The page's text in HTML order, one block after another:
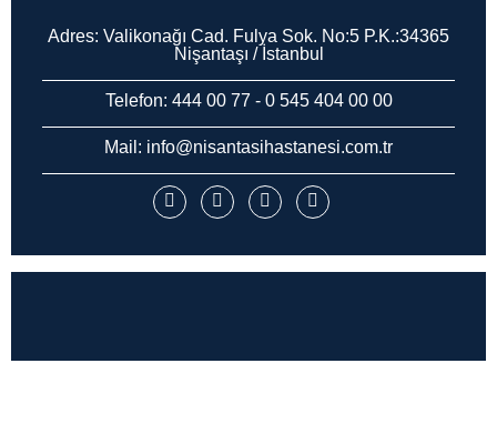
Adres: Valikonağı Cad. Fulya Sok. No:5 P.K.:34365
Nişantaşı / İstanbul
Telefon: 444 00 77 - 0 545 404 00 00
Mail: info@nisantasihastanesi.com.tr